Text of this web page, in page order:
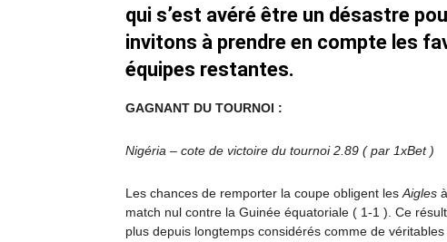
qui s’est avéré être un désastre
invitons à prendre en compte les
équipes restantes.
GAGNANT DU TOURNOI :
Nigéria – cote de victoire du tournoi 2.89 ( par 1xBet )
Les chances de remporter la coupe obligent les Aigles
match nul contre la Guinée équatoriale ( 1-1 ). Ce
plus depuis longtemps considérés comme de